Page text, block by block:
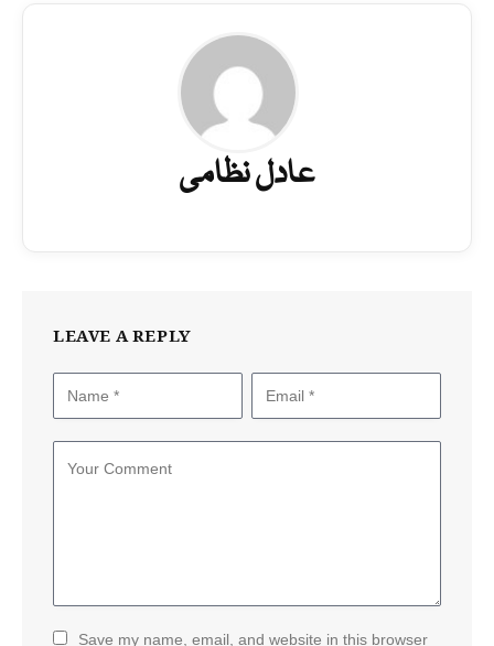
عادل نظامی
LEAVE A REPLY
Save my name, email, and website in this browser